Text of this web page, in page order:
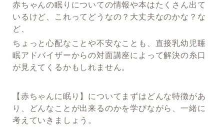
赤ちゃんの眠りについての情報や本はたくさん出て
いるけど、これってどうなの？大丈夫なのかな？な
ど、
ちょっと心配なことや不安なことも、直接乳幼児睡
眠アドバイザーからの対面講座によって解決の糸口
が見えてくるかもしれません。
【赤ちゃんに眠り】についてまずはどんな特徴があ
り、どんなことが出来るのかを学びながら、一緒に
考えていきましょう。